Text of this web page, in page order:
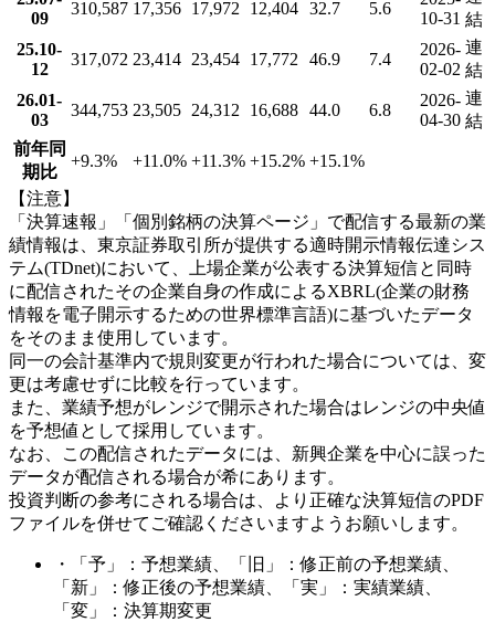
09
310,587 17,356 17,972 12,404 32.7 5.6
10-31 結
25.10-
12
317,072 23,414 23,454 17,772 46.9 7.4
2026-
02-02
連
結
26.01-
03
344,753 23,505 24,312 16,688 44.0 6.8
2026-
04-30
連
結
前年同
期比
+9.3% +11.0% +11.3% +15.2% +15.1%
【注意】
「決算速報」「個別銘柄の決算ページ」で配信する最新の業
績情報は、東京証券取引所が提供する適時開示情報伝達シス
テム(TDnet)において、上場企業が公表する決算短信と同時
に配信されたその企業自身の作成によるXBRL(企業の財務
情報を電子開示するための世界標準言語)に基づいたデータ
をそのまま使用しています。
同一の会計基準内で規則変更が行われた場合については、変
更は考慮せずに比較を行っています。
また、業績予想がレンジで開示された場合はレンジの中央値
を予想値として採用しています。
なお、この配信されたデータには、新興企業を中心に誤った
データが配信される場合が希にあります。
投資判断の参考にされる場合は、より正確な決算短信のPDF
ファイルを併せてご確認くださいますようお願いします。
・「予」：予想業績、「旧」：修正前の予想業績、
「新」：修正後の予想業績、「実」：実績業績、
「変」：決算期変更